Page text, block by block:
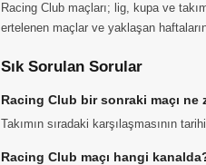
Racing Club maçları; lig, kupa ve
ertelenen maçlar ve yaklaşan
Sık Sorulan Sorular
Racing Club bir sonraki maçı ne
Takımın sıradaki karşılaşmasının
Racing Club maçı hangi